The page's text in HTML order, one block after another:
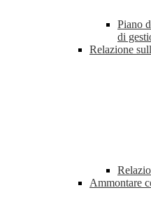
Piano
di
Relazione
Ammontare